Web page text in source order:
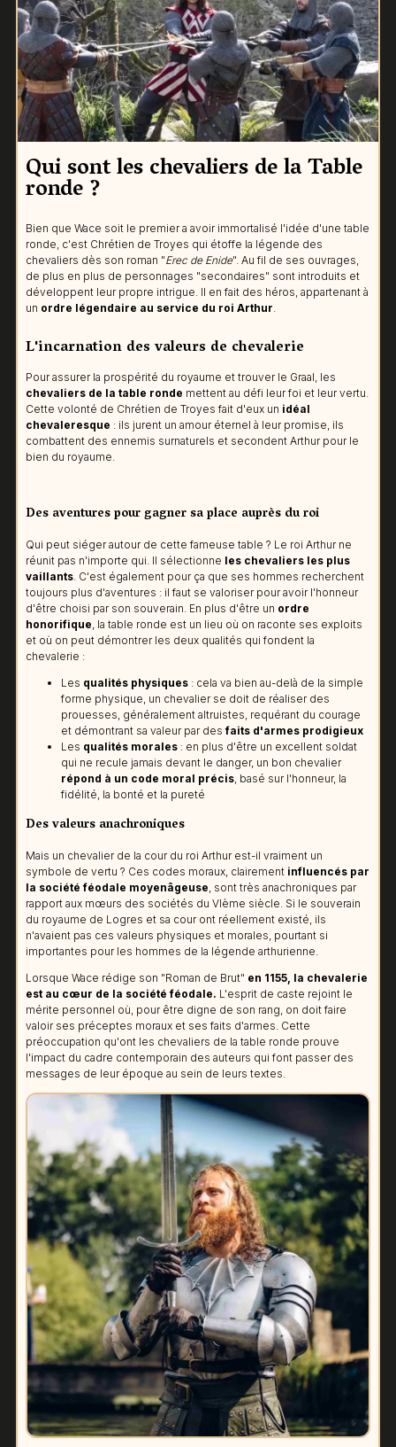
Qui sont les chevaliers de la Table
ronde ?
Bien que Wace soit le premier a avoir immortalisé l'idée d'une table
ronde, c'est Chrétien de Troyes qui étoffe la légende des
chevaliers dès son roman "Erec de Enide". Au fil de ses ouvrages,
de plus en plus de personnages "secondaires" sont introduits et
développent leur propre intrigue. Il en fait des héros, appartenant à
un ordre légendaire au service du roi Arthur
L'incarnation des valeurs de chevalerie
Pour assurer la prospérité du royaume et trouver le Graal, les
chevaliers de la table ronde mettent au défi leur foi et leur vertu.
Cette volonté de Chrétien de Troyes fait d'eux un idéal
chevaleresque : ils jurent un amour éternel à leur promise, ils
combattent des ennemis surnaturels et secondent Arthur pour le
bien du royaume.
Des aventures pour gagner sa place auprès du roi
Qui peut siéger autour de cette fameuse table ? Le roi Arthur ne
réunit pas n'importe qui. Il sélectionne les chevaliers les plus
vaillants. C'est également pour ça que ses hommes recherchent
toujours plus d'aventures : il faut se valoriser pour avoir l'honneur
d'être choisi par son souverain. En plus d'être un ordre
honorifique, la table ronde est un lieu où on raconte ses exploits
et où on peut démontrer les deux qualités qui fondent la
chevalerie :
Les qualités physiques: cela va bien au-delà de la simple
forme physique, un chevalier se doit de réaliser des
prouesses, généralement altruistes, requérant du courage
et démontrant sa valeur par desfaits d'armes prodigieux
Les qualités morales: en plus d'être un excellent soldat
qui ne recule jamais devant le danger, un bon chevalier
répond à un code moral précis, basé sur l'honneur, la
fidélité, la bonté et la pureté
Des valeurs anachroniques
Mais un chevalier de la cour du roi Arthur est-il vraiment un
symbole de vertu ? Ces codes moraux, clairement influencés par
la société féodale moyenâgeuse, sont très anachroniques par
rapport aux mœurs des sociétés du VIème siècle. Si le souverain
du royaume de Logres et sa cour ont réellement existé, ils
n'avaient pas ces valeurs physiques et morales, pourtant si
importantes pour les hommes de la légende arthurienne.
Lorsque Wace rédige son "Roman de Brut" en 1155, la chevalerie
est au cœur de la société féodale. L'esprit de caste rejoint le
mérite personnel où, pour être digne de son rang, on doit faire
valoir ses préceptes moraux et ses faits d'armes. Cette
préoccupation qu'ont les chevaliers de la table ronde prouve
l'impact du cadre contemporain des auteurs qui font passer des
messages de leur époque au sein de leurs textes.